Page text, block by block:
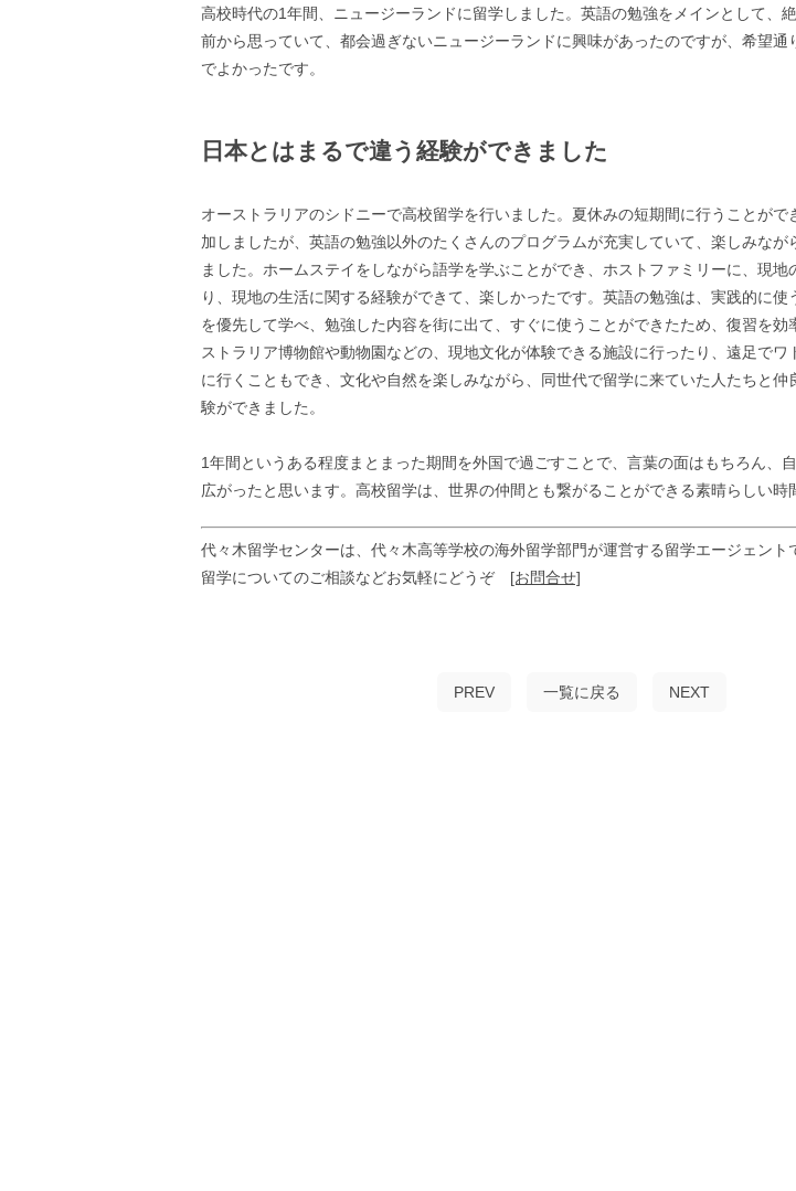
高校時代の1年間、ニュージーランドに留学しました。英語の勉強をメインとして、
前から思っていて、都会過ぎないニュージーランドに興味があったのですが、希望通
でよかったです。
日本とはまるで違う経験ができました
オーストラリアのシドニーで高校留学を行いました。夏休みの短期間に行うことがで
加しましたが、英語の勉強以外のたくさんのプログラムが充実していて、楽しみなが
ました。ホームステイをしながら語学を学ぶことができ、ホストファミリーに、現地
り、現地の生活に関する経験ができて、楽しかったです。英語の勉強は、実践的に使
を優先して学べ、勉強した内容を街に出て、すぐに使うことができたため、復習を効
ストラリア博物館や動物園などの、現地文化が体験できる施設に行ったり、遠足でワ
に行くこともでき、文化や自然を楽しみながら、同世代で留学に来ていた人たちと仲
験ができました。
1年間というある程度まとまった期間を外国で過ごすことで、言葉の面はもちろん、
広がったと思います。高校留学は、世界の仲間とも繋がることができる素晴らしい時
代々木留学センターは、代々木高等学校の海外留学部門が運営する留学エージェント
留学についてのご相談などお気軽にどうぞ [お問合せ]
PREV 一覧に戻る NEXT